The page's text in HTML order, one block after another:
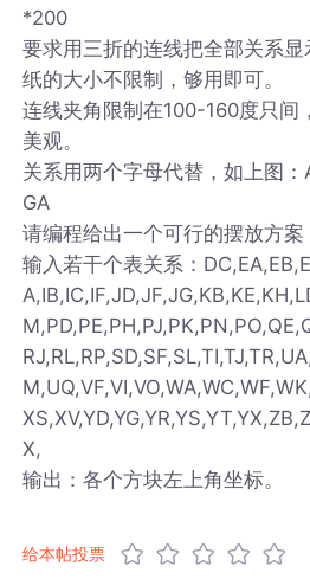
*200
要求用三折的连线把全部关系
纸的大小不限制，够用即可。
连线夹角限制在100-160度只间
美观。
关系用两个字母代替，如上图：
GA
请编程给出一个可行的摆放方案
输入若干个表关系：
X,
输出：各个方块左上角坐标。
给本帖投票